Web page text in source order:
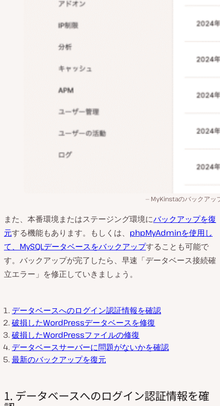
MyKinstaのバックアッ
また、本番環境またはステージング環境にバックアップを復
元する機能もあります。もしくは、 phpMyAdminを使用し
て、MySQLデータベースをバックアップすることも可能で
す。バックアップが完了したら、早速「データベース接続確
立エラー」を修正していきましょう。
データベースへのログイン認証情報を確認
破損したWordPressデータベースを修復
破損したWordPressファイルの修復
データベースサーバーに問題がないかを確認
最新のバックアップを復元
1. データベースへのログイン認証情報を確